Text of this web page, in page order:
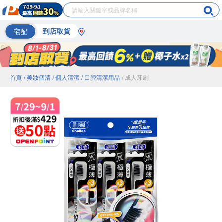
宅配 到店取貨
首頁 / 美妝個清 / 個人清潔 / 口腔清潔用品 / 成人牙刷